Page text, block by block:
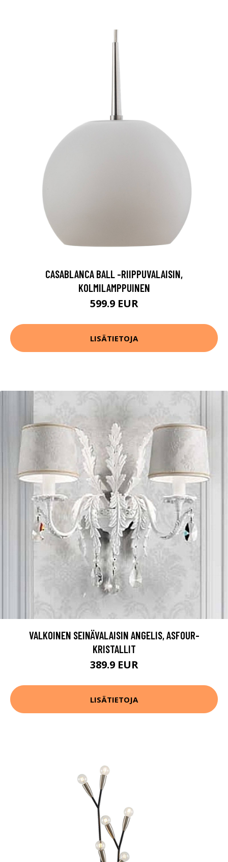
CASABLANCA BALL -RIIPPUVALAISIN,
KOLMILAMPPUINEN
599.9 EUR
LISÄTIETOJA
VALKOINEN SEINÄVALAISIN ANGELIS, ASFOUR-
KRISTALLIT
389.9 EUR
LISÄTIETOJA